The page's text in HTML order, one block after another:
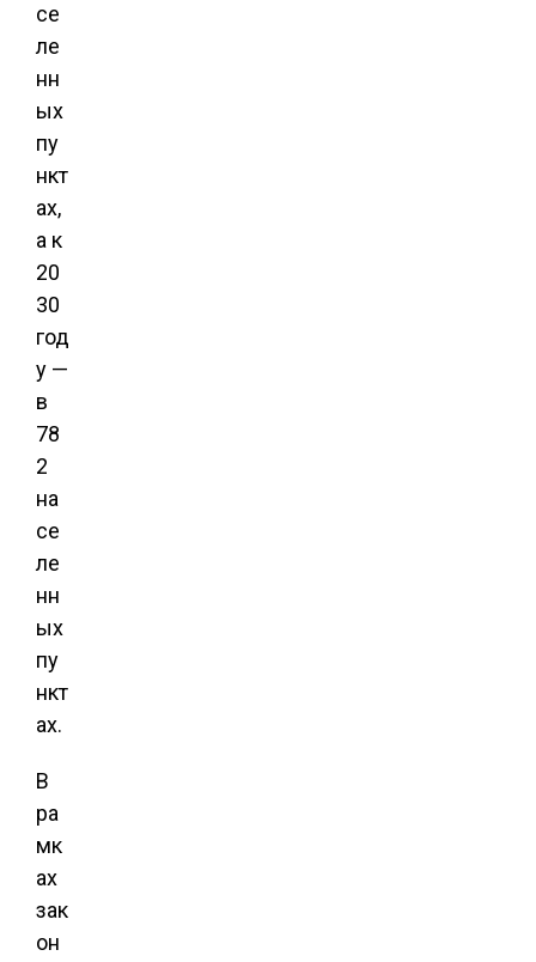
се
ле
нн
ых
пу
нкт
ах,
а к
20
30
год
у —
в
78
2
на
се
ле
нн
ых
пу
нкт
ах.
В
ра
мк
ах
зак
он